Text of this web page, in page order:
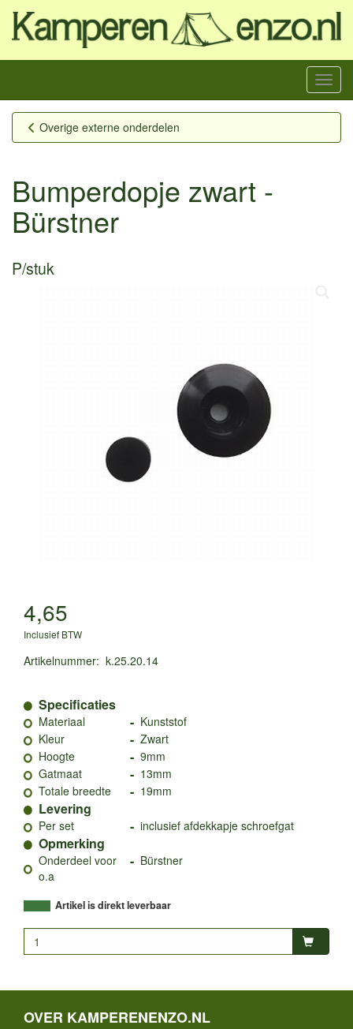
Menu
Overige externe onderdelen
Bumperdopje zwart -
Bürstner
P/stuk
4,65
Inclusief BTW
Artikelnummer: k.25.20.14
Specificaties
Materiaal - Kunststof
Kleur
- Zwart
Hoogte
- 9mm
Gatmaat
- 13mm
Totale breedte
- 19mm
Levering
Per set - inclusief afdekkapje schroefgat
Opmerking
Onderdeel voor
o.a
- Bürstner
Artikel is direkt leverbaar
OVER KAMPERENENZO.NL